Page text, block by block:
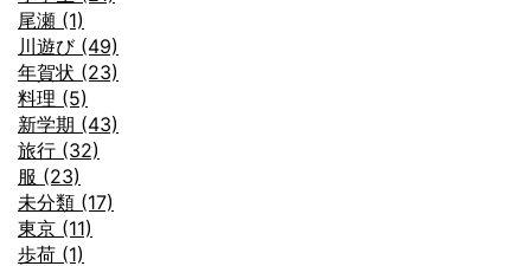
尾瀬 (1)
川遊び (49)
年賀状 (23)
料理 (5)
新学期 (43)
旅行 (32)
服 (23)
未分類 (17)
東京 (11)
歩荷 (1)